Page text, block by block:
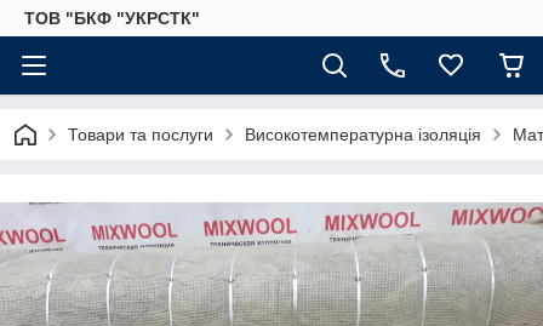
ТОВ "БКФ "УКРСТК"
Товари та послуги Високотемпературна ізоляція